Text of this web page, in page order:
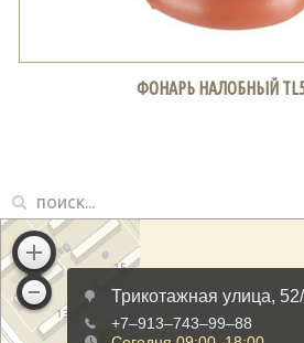
ФОНАРЬ НАЛОБНЫЙ